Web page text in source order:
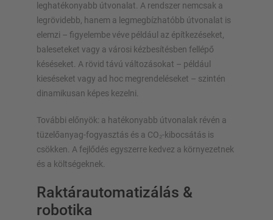
leghatékonyabb útvonalat. A rendszer nemcsak a
legrövidebb, hanem a legmegbízhatóbb útvonalat is
elemzi – figyelembe véve például az építkezéseket,
baleseteket vagy a városi kézbesítésben fellépő
késéseket. A rövid távú változásokat – például
kieséseket vagy ad hoc megrendeléseket – szintén
dinamikusan képes kezelni.
További előnyök: a hatékonyabb útvonalak révén a
tüzelőanyag-fogyasztás és a CO₂-kibocsátás is
csökken. A fejlődés egyszerre kedvez a környezetnek
és a költségeknek.
Raktárautomatizálás &
robotika